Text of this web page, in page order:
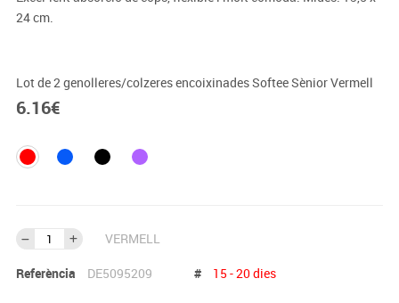
24 cm.
Lot de 2 genolleres/colzeres encoixinades Softee Sènior Vermell
6.16€
VERMELL
Referència DE5095209 # 15 - 20 dies